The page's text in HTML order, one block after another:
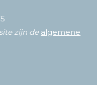
zijn de algemene